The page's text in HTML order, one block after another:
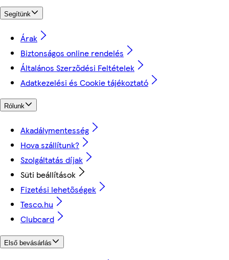
Segítünk
Árak
Biztonságos online rendelés
Általános Szerződési Feltételek
Adatkezelési és Cookie tájékoztató
Rólunk
Akadálymentesség
Hova szállítunk?
Szolgáltatás díjak
Süti beállítások
Fizetési lehetőségek
Tesco.hu
Clubcard
Első bevásárlás